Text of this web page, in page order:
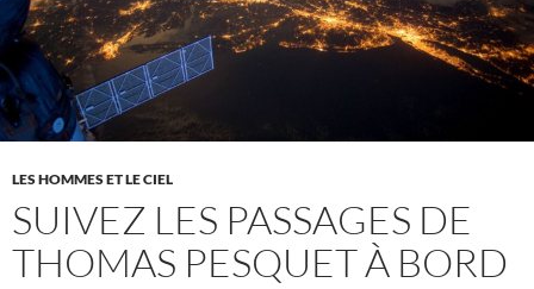
LES HOMMES ET LE CIEL
SUIVEZ LES PASSAGES DE
THOMAS PESQUET À BORD